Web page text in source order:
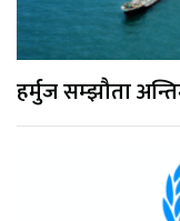
हर्मुज सम्झौता